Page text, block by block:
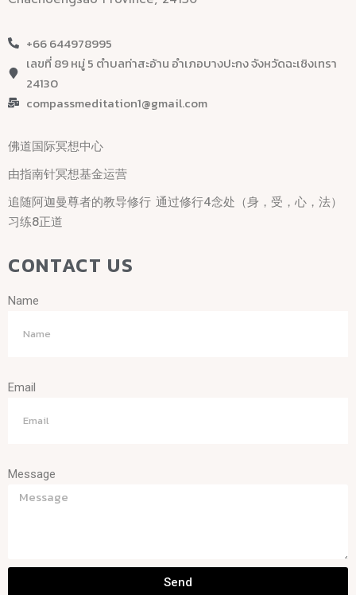
+66 644978995
เลขที่ 89 หมู่ 5 ตำบลท่าสะอ้าน อำเภอบางปะกง จังหวัดฉะเชิงเทรา
24130
compassmeditation1@gmail.com
佛道国际冥想中心
由指南针冥想基金运营
追随阿迦曼尊者的教导修行 通过修行4念处（身，受，心，法）
习练8正道
CONTACT US
Name
Email
Message
Send